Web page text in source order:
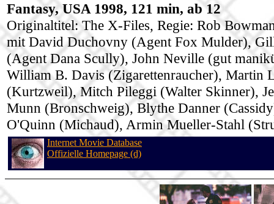
Fantasy, USA 1998, 121 min, ab 12
Originaltitel: The X-Files, Regie: Rob
mit David Duchovny (Agent Fox Mulder),
(Agent Dana Scully), John Neville (gut
William B. Davis (Zigarettenraucher), Martin
(Kurtzweil), Mitch Pileggi (Walter Skinner),
Munn (Bronschweig), Blythe Danner
O'Quinn (Michaud), Armin Mueller-Stahl
Internet Movie Database
Offizielle Homepage (d)